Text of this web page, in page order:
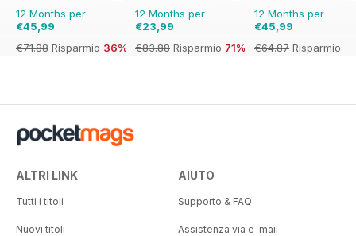
12 Months per
€45,99
€71.88 Risparmio 36%
12 Months per
€23,99
€83.88 Risparmio 71%
12 Months per
€45,99
€64.87 Risparmio
ALTRI LINK
Tutti i titoli
Nuovi titoli
AIUTO
Supporto & FAQ
Assistenza via e-mail